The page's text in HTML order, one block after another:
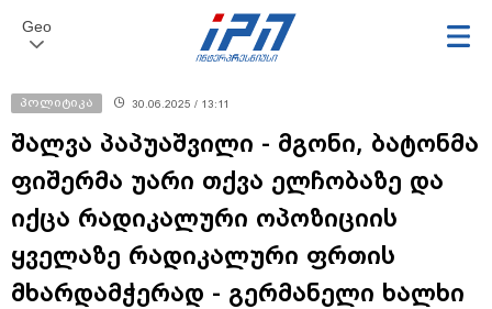
Geo
პოლიტიკა 30.06.2025 / 13:11
შალვა პაპუაშვილი - მგონი, ბატონმა
ფიშერმა უარი თქვა ელჩობაზე და
იქცა რადიკალური ოპოზიციის
ყველაზე რადიკალური ფრთის
მხარდამჭერად - გერმანელი ხალხი